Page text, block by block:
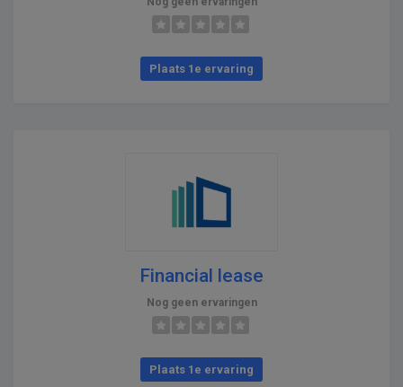
Plaats 1e ervaring
Financial lease
Nog geen ervaringen
Plaats 1e ervaring